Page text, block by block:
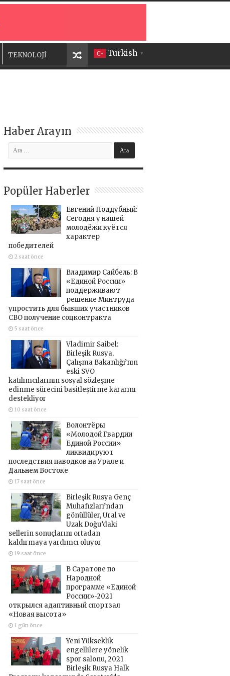
Turkish ▼
TEKNOLOJİ
Haber Arayın
Popüler Haberler
Евгений Поддубный:
Сегодня у нашей
молодёжи куётся
характер
победителей
2 saat önce
Владимир Сайбель: В
«Единой России»
поддерживают
решение Минтруда
упростить для бывших участников
СВО получение соцконтракта
5 saat önce
Vladimir Saibel:
Birleşik Rusya,
Çalışma Bakanlığı’nın
eski SVO
katılımcılarının sosyal sözleşme
edinme sürecini basitleştirme kararını
destekliyor
10 saat önce
Волонтёры
«Молодой Гвардии
Единой России»
ликвидируют
последствия паводков на Урале и
Дальнем Востоке
17 saat önce
Birleşik Rusya Genç
Muhafızları’ndan
gönüllüler, Ural ve
Uzak Doğu’daki
sellerin sonuçlarını ortadan
kaldırmaya yardımcı oluyor
19 saat önce
В Саратове по
Народной
программе «Единой
России»-2021
открылся адаптивный спортзал
«Новая высота»
1 gün önce
Yeni Yükseklik
engellilere yönelik
spor salonu, 2021
Birleşik Rusya Halk